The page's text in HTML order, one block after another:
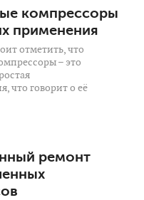
компрессоры
применения
отметить, что
– это
что говорит о её
ремонт